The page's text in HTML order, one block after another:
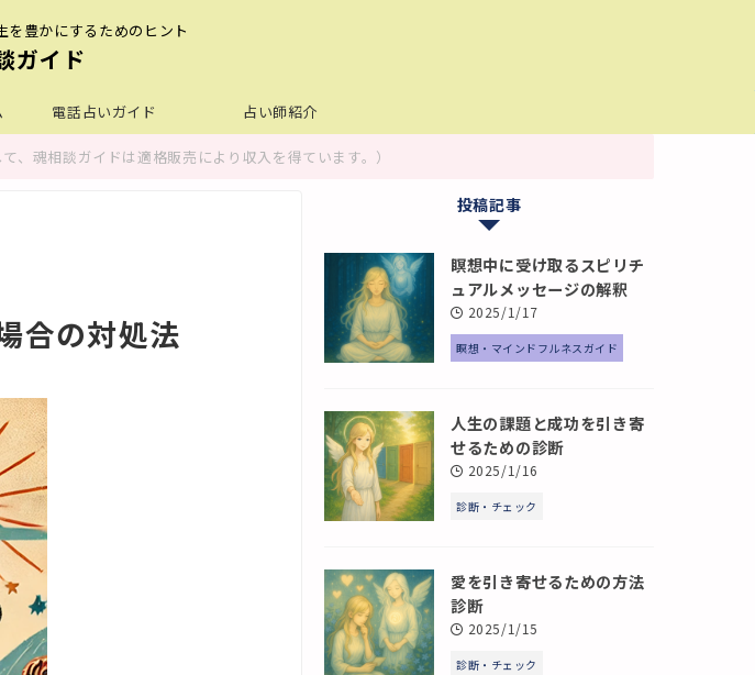
を豊かにするためのヒント
ガイド
電話占いガイド 占い師紹介
魂相談ガイドは適格販売により収入を得ています。）
合の対処法
投稿記事
瞑想中に受け取るスピリチ
ュアルメッセージの解釈
2025/1/17
瞑想・マインドフルネスガイド
人生の課題と成功を引き寄
せるための診断
2025/1/16
診断・チェック
愛を引き寄せるための方法
診断
2025/1/15
診断・チェック